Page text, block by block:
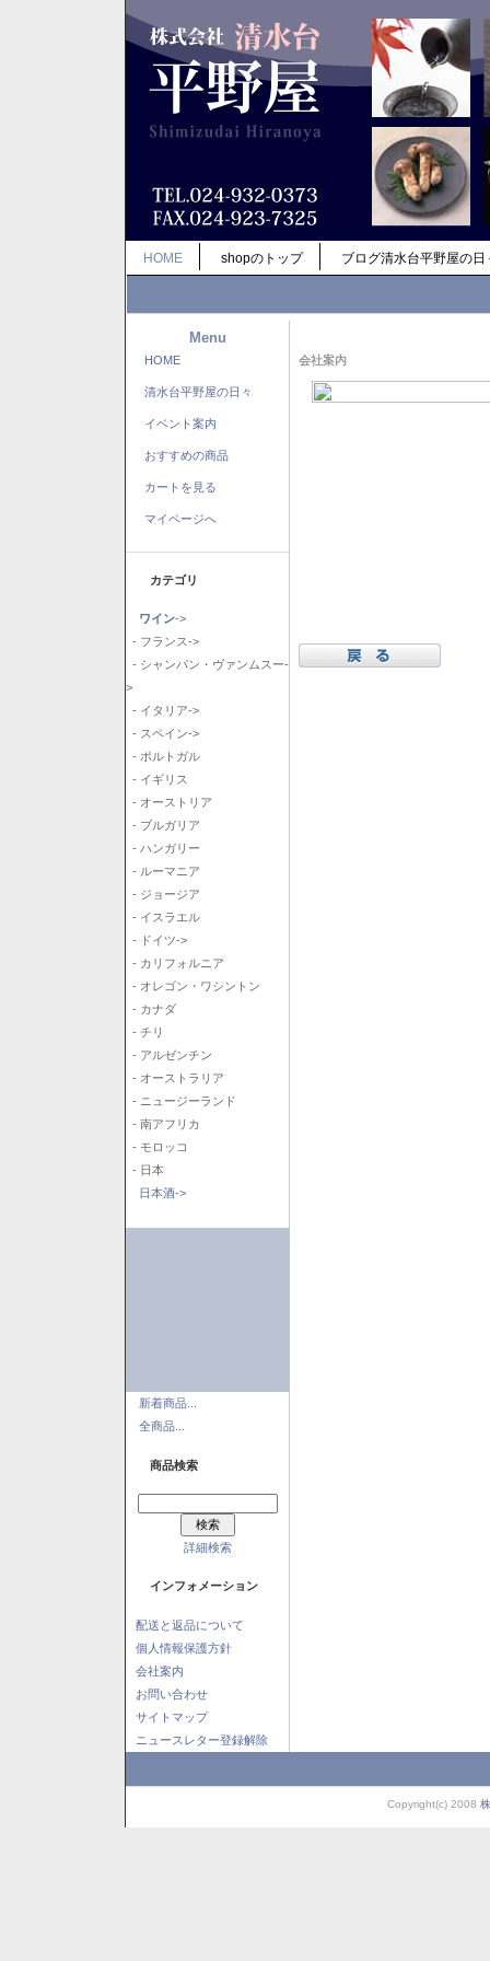
HOME shopのトップ ブログ清水台平野屋の日
Menu
HOME
清水台平野屋の日々
イベント案内
おすすめの商品
カートを見る
マイページへ
カテゴリ
ワイン->
- フランス->
- シャンパン・ヴァンムスー-
>
- イタリア->
- スペイン->
- ポルトガル
- イギリス
- オーストリア
- ブルガリア
- ハンガリー
- ルーマニア
- ジョージア
- イスラエル
- ドイツ->
- カリフォルニア
- オレゴン・ワシントン
- カナダ
- チリ
- アルゼンチン
- オーストラリア
- ニュージーランド
- 南アフリカ
- モロッコ
- 日本
日本酒->
新着商品...
全商品...
商品検索
詳細検索
インフォメーション
配送と返品について
個人情報保護方針
会社案内
お問い合わせ
サイトマップ
ニュースレター登録解除
会社案内
Copyright(c) 2008